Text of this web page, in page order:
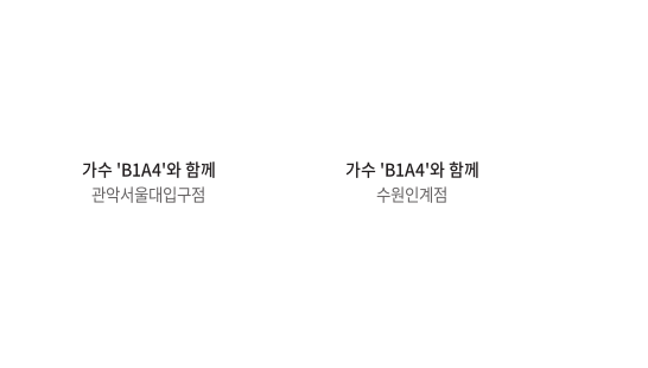
가수 'B1A4'와 함께
관악서울대입구점
가수 'B1A4'와 함께
수원인계점